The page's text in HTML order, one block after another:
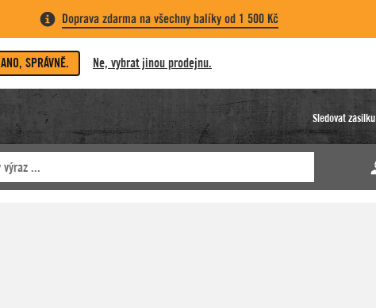
Doprava zdarma na všechny balíky od 1 500 Kč
ANO, SPRÁVNĚ. Ne, vybrat jinou prodejnu.
Sledovat zásilku